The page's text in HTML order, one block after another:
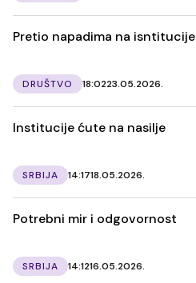
Pretio napadima na isntitucije
DRUŠTVO 18:0223.05.2026.
Institucije ćute na nasilje
SRBIJA 14:1718.05.2026.
Potrebni mir i odgovornost
SRBIJA 14:1216.05.2026.